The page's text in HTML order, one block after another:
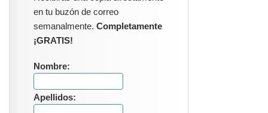
en tu buzón de correo
semanalmente. Completamente
¡GRATIS!
Nombre:
Apellidos: